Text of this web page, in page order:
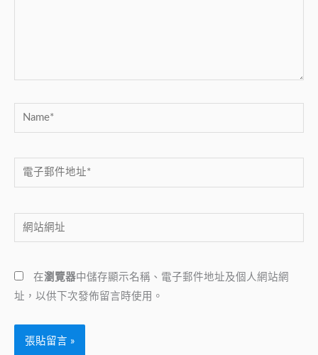
Name*
電
子
件
地
*
網
站
址
在瀏覽器中儲存顯示名稱、電子郵件地址及個人網站網
址，以供下次發佈留言時使用。